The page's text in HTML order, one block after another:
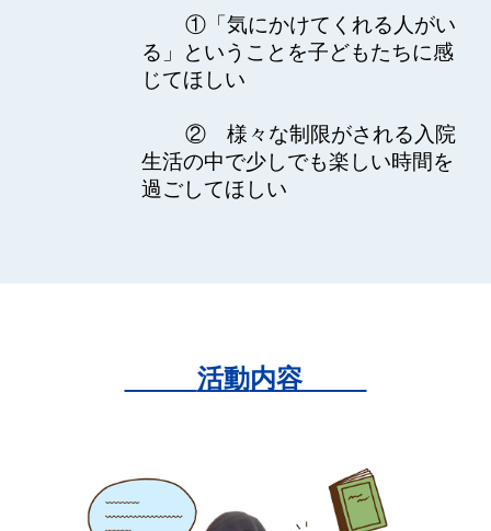
①「気にかけてくれる人がい
る」ということを子どもたちに感
じてほしい
② 様々な制限がされる入院
生活の中で少しでも楽しい時間を
過ごしてほしい
活動内容